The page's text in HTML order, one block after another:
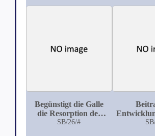
Begünstigt die Galle
die Resorption des
Eisens?
SB/26/#